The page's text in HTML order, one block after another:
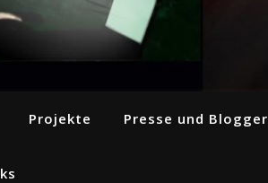
Projekte Presse und Blogger